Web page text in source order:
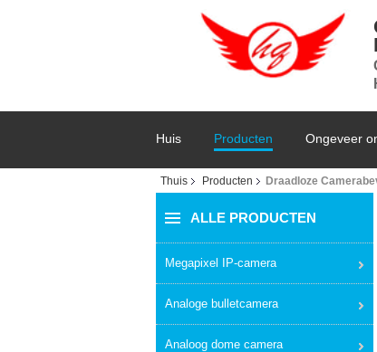
Huis Producten Ongeveer
Thuis Producten Draadloze
ALLE PRODUCTEN
Megapixel IP-camera
Analoge bulletcamera
Analoog dome camera